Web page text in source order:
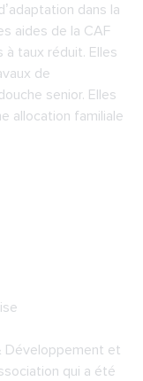
dans la
aides de la CAF
taux réduit. Elles
de
senior. Elles
allocation familiale
Développement et
qui a été